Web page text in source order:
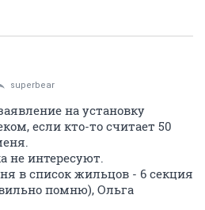
superbear
на установку
если кто-то считает 50
не интересуют.
в список жильцов - 6 секция
помню), Ольга